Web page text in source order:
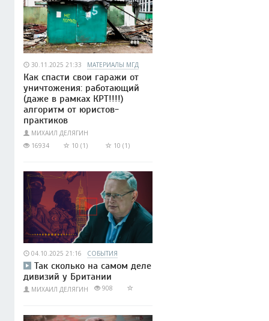
30.11.2025 21:33 МАТЕРИАЛЫ МГД
Как спасти свои гаражи от
уничтожения: работающий
(даже в рамках КРТ!!!!)
алгоритм от юристов-
практиков
МИХАИЛ ДЕЛЯГИН
16934
10 (1) 10 (1)
04.10.2025 21:16 СОБЫТИЯ
Так сколько на самом деле
дивизий у Британии
МИХАИЛ ДЕЛЯГИН 908